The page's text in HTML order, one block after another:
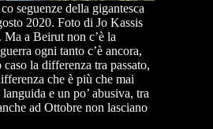
seguenze della gigantesca
2020. Foto di Jo Kassis
Ma a Beirut non c’è la
ogni tanto c’è ancora,
la differenza tra passato,
che è più che mai
e un po’ abusiva, tra
ad Ottobre non lasciano